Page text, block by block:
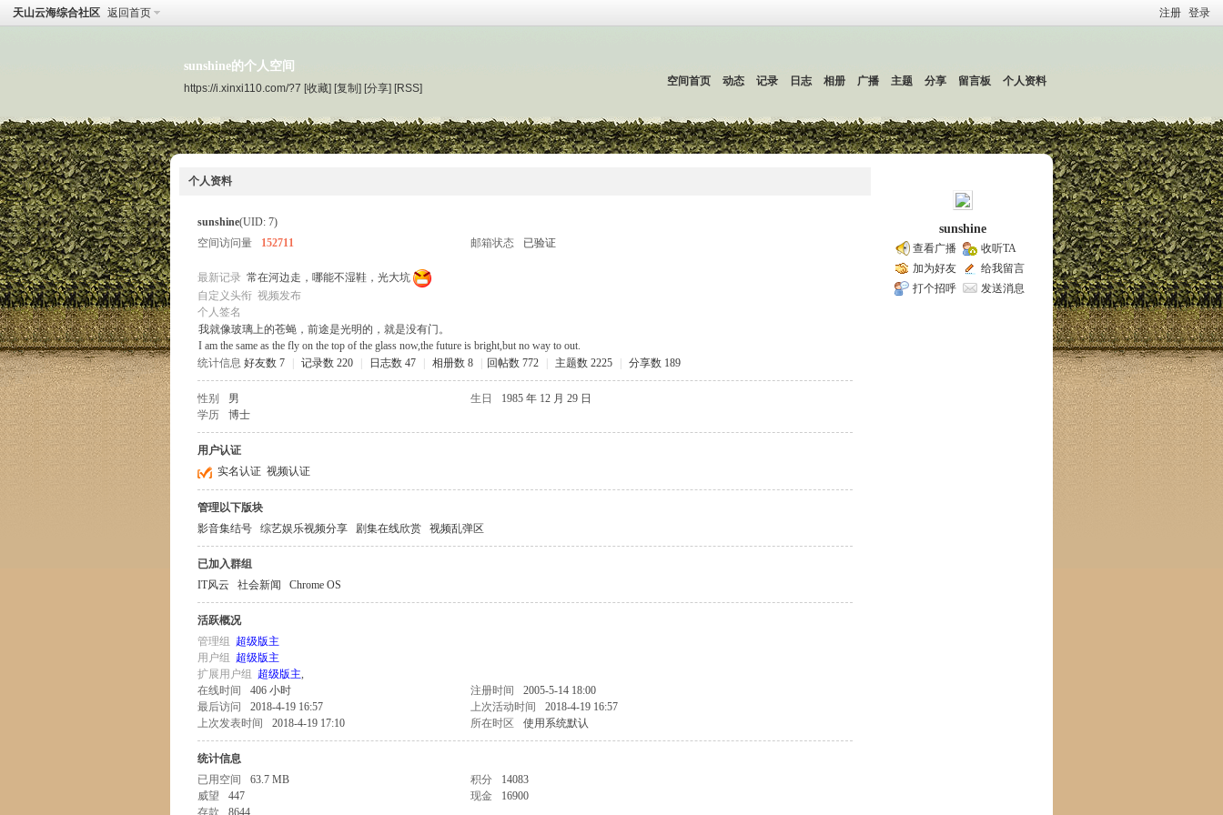
注册 登录
天山云海综合社区 返回首页
sunshine的个人空间
https://i.xinxi110.com/?7 [收藏] [复制] [分享] [RSS]
空间首页 动态 记录 日志 相册 广播 主题 分享 留言板 个人资料
个人资料
sunshine(UID: 7)
空间访问量
152711 邮箱状态 已验证
最新记录 常在河边走，哪能不湿鞋，光大坑
自定义头衔 视频发布
个人签名
我就像玻璃上的苍蝇，前途是光明的，就是没有门。
I am the same as the fly on the top of the glass now,the future is bright,but no way to out.
统计信息 好友数 7 记录数 220 日志数 47 相册数 8 回帖数 772 主题数 2225 分享数 189
性别 男 生日
1985 年 12 月 29 日
学历
博士
用户认证
实名认证 视频认证
管理以下版块
影音集结号
综艺娱乐视频分享 剧集在线欣赏 视频乱弹区
已加入群组
IT风云
社会新闻 Chrome OS
活跃概况
管理组 超级版主
用户组 超级版主
扩展用户组 超级版主
在线时间
406 小时 注册时间
2005-5-14 18:00
最后访问
2018-4-19 16:57 上次活动时间
2018-4-19 16:57
上次发表时间
2018-4-19 17:10 所在时区 使用系统默认
统计信息
已用空间
63.7 MB 积分
14083
威望
447 现金
16900
存款
8644
sunshine
查看广播
收听TA
加为好友
给我留言
打个招呼
发送消息